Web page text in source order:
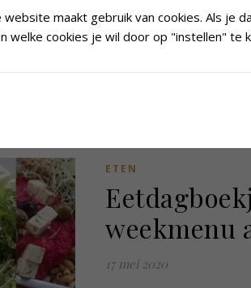
geworden, fijn!
ETEN
weekmenu
17 mei 2020
website maakt gebruik van cookies. Als je
welke cookies je wil door op "instellen" te